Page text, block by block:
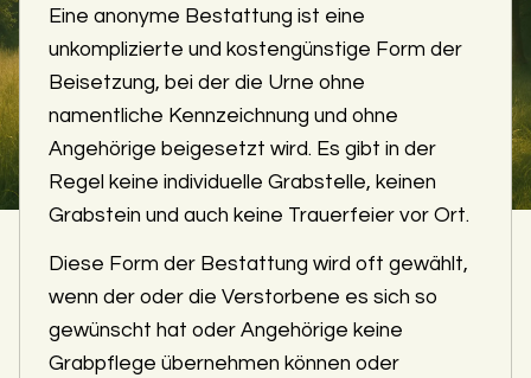
Eine anonyme Bestattung ist eine
unkomplizierte und kostengünstige Form der
Beisetzung, bei der die Urne ohne
namentliche Kennzeichnung und ohne
Angehörige beigesetzt wird. Es gibt in der
Regel keine individuelle Grabstelle, keinen
Grabstein und auch keine Trauerfeier vor Ort.
Diese Form der Bestattung wird oft gewählt,
wenn der oder die Verstorbene es sich so
gewünscht hat oder Angehörige keine
Grabpflege übernehmen können oder